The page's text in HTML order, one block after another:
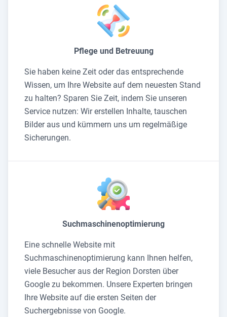
Pflege und Betreuung
Sie haben keine Zeit oder das entsprechende
Wissen, um Ihre Website auf dem neuesten Stand
zu halten? Sparen Sie Zeit, indem Sie unseren
Service nutzen: Wir erstellen Inhalte, tauschen
Bilder aus und kümmern uns um regelmäßige
Sicherungen.
Suchmaschinenoptimierung
Eine schnelle Website mit
Suchmaschinenoptimierung kann Ihnen helfen,
viele Besucher aus der Region Dorsten über
Google zu bekommen. Unsere Experten bringen
Ihre Website auf die ersten Seiten der
Suchergebnisse von Google.